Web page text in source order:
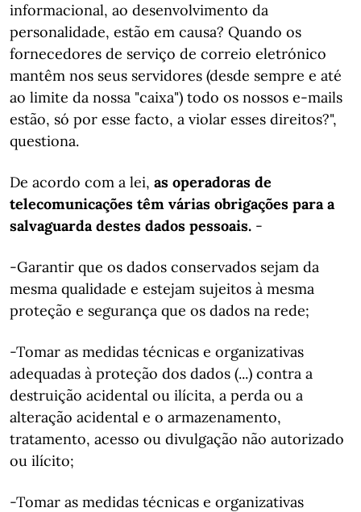
informacional, ao desenvolvimento da
personalidade, estão em causa? Quando os
fornecedores de serviço de correio eletrónico
mantêm nos seus servidores (desde sempre e até
ao limite da nossa "caixa") todo os nossos e-mails
estão, só por esse facto, a violar esses direitos?",
questiona.
De acordo com a lei, as operadoras de
telecomunicações têm várias obrigações para a
salvaguarda destes dados pessoais. -
-Garantir que os dados conservados sejam da
mesma qualidade e estejam sujeitos à mesma
proteção e segurança que os dados na rede;
-Tomar as medidas técnicas e organizativas
adequadas à proteção dos dados (...) contra a
destruição acidental ou ilícita, a perda ou a
alteração acidental e o armazenamento,
tratamento, acesso ou divulgação não autorizado
ou ilícito;
-Tomar as medidas técnicas e organizativas